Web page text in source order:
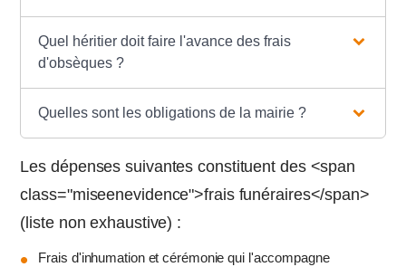
Quel héritier doit faire l'avance des frais
d'obsèques ?
Quelles sont les obligations de la mairie ?
Les dépenses suivantes constituent des <span
class="miseenevidence">frais funéraires</span>
(liste non exhaustive) :
Frais d'inhumation et cérémonie qui l'accompagne